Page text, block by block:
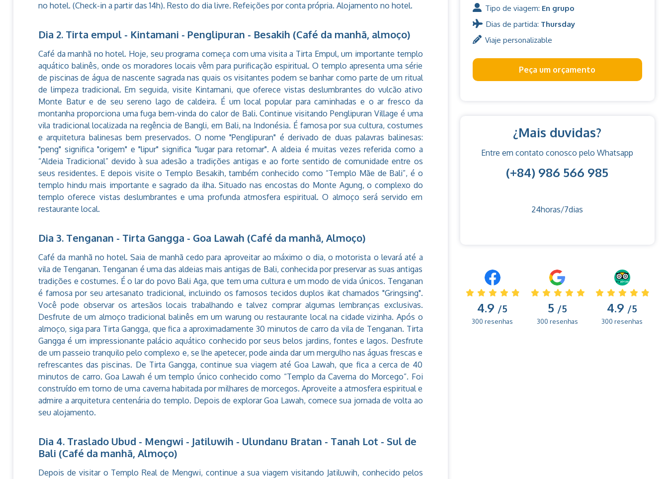
no hotel. (Check-in a partir das 14h). Resto do dia livre. Refeições por conta própria. Alojamento no hotel.
Dia 2. Tirta empul - Kintamani - Penglipuran - Besakih (Café da manhã, almoço)
Café da manhã no hotel. Hoje, seu programa começa com uma visita a Tirta Empul, um importante templo
aquático balinês, onde os moradores locais vêm para purificação espiritual. O templo apresenta uma série
de piscinas de água de nascente sagrada nas quais os visitantes podem se banhar como parte de um ritual
de limpeza tradicional. Em seguida, visite Kintamani, que oferece vistas deslumbrantes do vulcão ativo
Monte Batur e de seu sereno lago de caldeira. É um local popular para caminhadas e o ar fresco da
montanha proporciona uma fuga bem-vinda do calor de Bali. Continue visitando Penglipuran Village é uma
vila tradicional localizada na regência de Bangli, em Bali, na Indonésia. É famosa por sua cultura, costumes
e arquitetura balinesas bem preservados. O nome "Penglipuran" é derivado de duas palavras balinesas:
"peng" significa "origem" e "lipur" significa "lugar para retornar". A aldeia é muitas vezes referida como a
“Aldeia Tradicional” devido à sua adesão a tradições antigas e ao forte sentido de comunidade entre os
seus residentes. E depois visite o Templo Besakih, também conhecido como “Templo Mãe de Bali”, é o
templo hindu mais importante e sagrado da ilha. Situado nas encostas do Monte Agung, o complexo do
templo oferece vistas deslumbrantes e uma profunda atmosfera espiritual. O almoço será servido em
restaurante local.
Dia 3. Tenganan - Tirta Gangga - Goa Lawah (Café da manhã, Almoço)
Café da manhã no hotel. Saia de manhã cedo para aproveitar ao máximo o dia, o motorista o levará até a
vila de Tenganan. Tenganan é uma das aldeias mais antigas de Bali, conhecida por preservar as suas antigas
tradições e costumes. É o lar do povo Bali Aga, que tem uma cultura e um modo de vida únicos. Tenganan
é famosa por seu artesanato tradicional, incluindo os famosos tecidos duplos ikat chamados "Gringsing".
Você pode observar os artesãos locais trabalhando e talvez comprar algumas lembranças exclusivas.
Desfrute de um almoço tradicional balinês em um warung ou restaurante local na cidade vizinha. Após o
almoço, siga para Tirta Gangga, que fica a aproximadamente 30 minutos de carro da vila de Tenganan. Tirta
Gangga é um impressionante palácio aquático conhecido por seus belos jardins, fontes e lagos. Desfrute
de um passeio tranquilo pelo complexo e, se lhe apetecer, pode ainda dar um mergulho nas águas frescas e
refrescantes das piscinas. De Tirta Gangga, continue sua viagem até Goa Lawah, que fica a cerca de 40
minutos de carro. Goa Lawah é um templo único conhecido como “Templo da Caverna do Morcego”. Foi
construído em torno de uma caverna habitada por milhares de morcegos. Aproveite a atmosfera espiritual e
admire a arquitetura centenária do templo. Depois de explorar Goa Lawah, comece sua jornada de volta ao
seu alojamento.
Dia 4. Traslado Ubud - Mengwi - Jatiluwih - Ulundanu Bratan - Tanah Lot - Sul de
Bali (Café da manhã, Almoço)
Depois de visitar o Templo Real de Mengwi, continue a sua viagem visitando Jatiluwih, conhecido pelos
Tipo de viagem: En grupo
Dias de partida: Thursday
Viaje personalizable
Peça um orçamento
¿Mais duvidas?
Entre em contato conosco pelo Whatsapp
(+84) 986 566 985
24horas/7dias
4.9 /5
300 resenhas
5 /5
300 resenhas
4.9 /5
300 resenhas